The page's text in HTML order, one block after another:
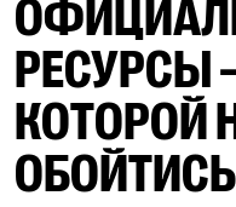
РЕСУРСЫ
КОТОРОЙ
ОБОЙТИСЬ